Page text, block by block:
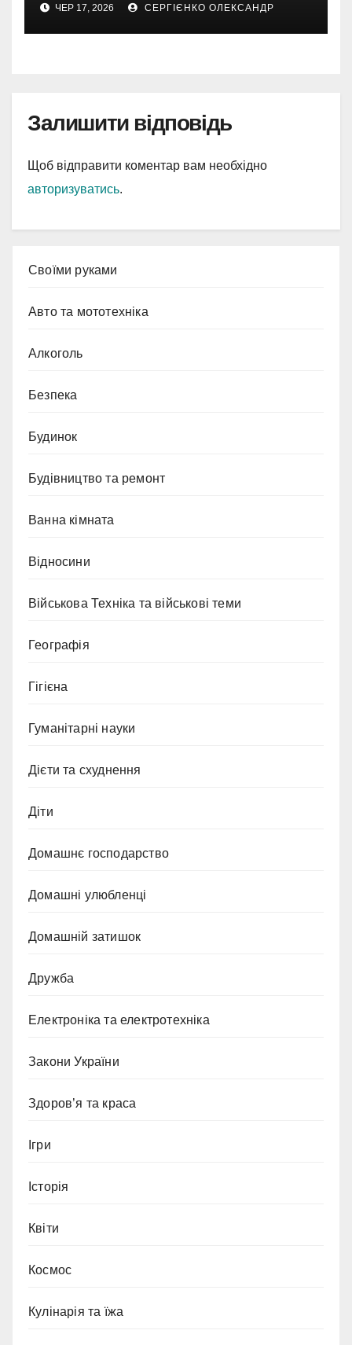
шоколаду
ЧЕР 17, 2026 СЕРГІЄНКО ОЛЕКСАНДР
Залишити відповідь
Щоб відправити коментар вам необхідно
авторизуватись.
Cвоїми руками
Авто та мототехніка
Алкоголь
Безпека
Будинок
Будівництво та ремонт
Ванна кімната
Відносини
Військова Техніка та військові теми
Географія
Гігієна
Гуманітарні науки
Дієти та схуднення
Діти
Домашнє господарство
Домашні улюбленці
Домашній затишок
Дружба
Електроніка та електротехніка
Закони України
Здоров’я та краса
Ігри
Історія
Квіти
Космос
Кулінарія та їжа